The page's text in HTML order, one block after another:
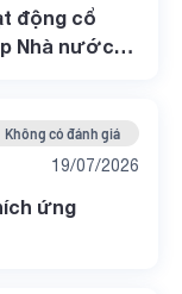
động cổ
Nhà nước
Không có đánh giá
19/07/2026
ứng